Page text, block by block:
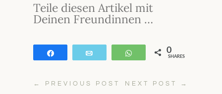
Teile diesen Artikel mit
Deinen Freundinnen …
WhatsApp
0
SHARES
← PREVIOUS POST NEXT POST →